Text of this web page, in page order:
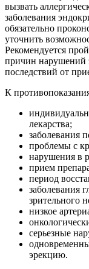
вызвать
заболевания
обязательно
уточнить
Рекомендуется
причин нарушений
последствий от
К
лекарства;
заболевания
проблемы с
нарушения в
прием
период
заболевания
зрительного
низкое
серьезные
эрекцию.